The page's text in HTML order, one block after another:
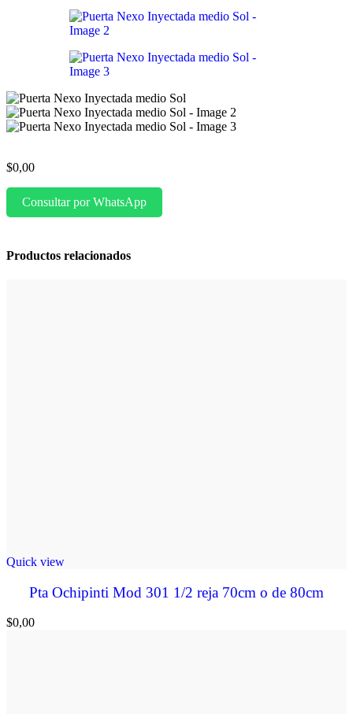
$0,00
Consultar por WhatsApp
Productos relacionados
Quick view
Pta Ochipinti Mod 301 1/2 reja 70cm o de 80cm
$0,00